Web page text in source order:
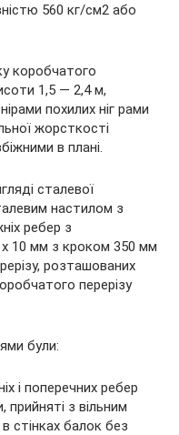
560 кг/см2 або
коробчатого
1,5 — 2,4 м,
похилих ніг рами
жорсткості
в плані.
сталевої
настилом з
ребер з
х 10 мм з кроком 350 мм
розташованих
перерізу
були:
і поперечних ребер
з вільним
стінках балок без